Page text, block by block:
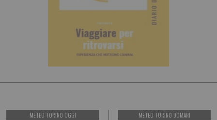
METEO TORINO OGGI METEO TORINO DOMANI